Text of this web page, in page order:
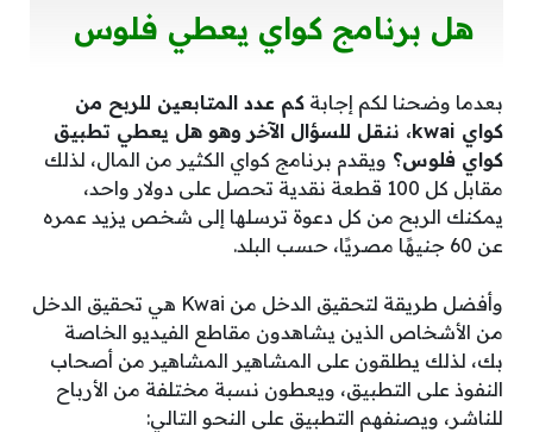
هل برنامج كواي يعطي فلوس
بعدما وضحنا لكم إجابة كم عدد المتابعين للربح من
كواي kwai، ننقل للسؤال الآخر وهو هل يعطي تطبيق
كواي فلوس؟ ويقدم برنامج كواي الكثير من المال، لذلك
مقابل كل 100 قطعة نقدية تحصل على دولار واحد،
يمكنك الربح من كل دعوة ترسلها إلى شخص يزيد عمره
عن 60 جنيهًا مصريًا، حسب البلد.
وأفضل طريقة لتحقيق الدخل من Kwai هي تحقيق الدخل
من الأشخاص الذين يشاهدون مقاطع الفيديو الخاصة
بك، لذلك يطلقون على المشاهير المشاهير من أصحاب
النفوذ على التطبيق، ويعطون نسبة مختلفة من الأرباح
للناشر، ويصنفهم التطبيق على النحو التالي: